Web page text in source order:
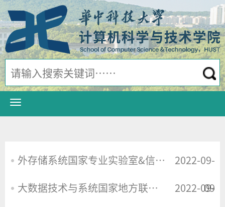
外存储系统国家专业实验室&信息存储系统教育部重点实验室 2022-09-
09
大数据技术与系统国家地方联合工程研究中心 2022-09-